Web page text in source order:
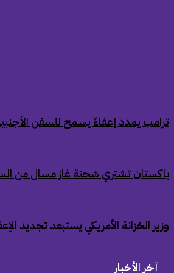
‏ترامب يمدد إعفاءً يسمح للسفن الأجنبية
‏باكستان تشتري شحنة غاز مسال من
‏وزير الخزانة الأمريكي يستبعد تجديد
آخر الأخبار